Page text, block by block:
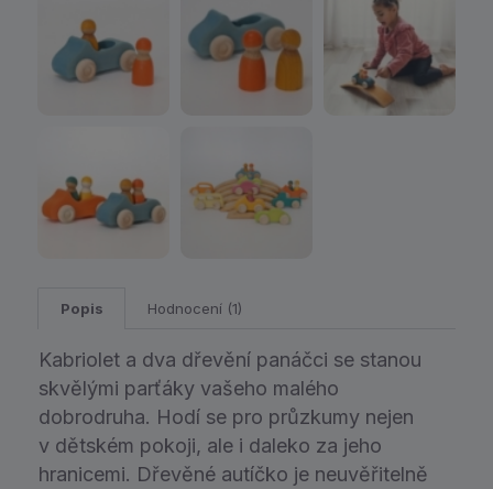
Popis Hodnocení (1)
Kabriolet a dva dřevění panáčci se stanou
skvělými parťáky vašeho malého
dobrodruha. Hodí se pro průzkumy nejen
v dětském pokoji, ale i daleko za jeho
hranicemi. Dřevěné autíčko je neuvěřitelně